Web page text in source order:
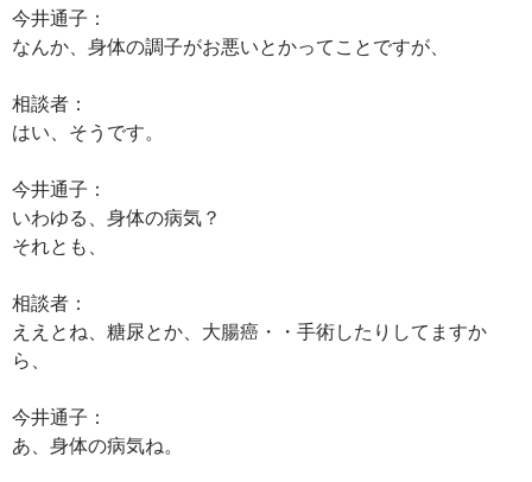
今井通子：
なんか、身体の調子がお悪いとかってことですが、
相談者：
はい、そうです。
今井通子：
いわゆる、身体の病気？
それとも、
相談者：
ええとね、糖尿とか、大腸癌・・手術したりしてますか
ら、
今井通子：
あ、身体の病気ね。